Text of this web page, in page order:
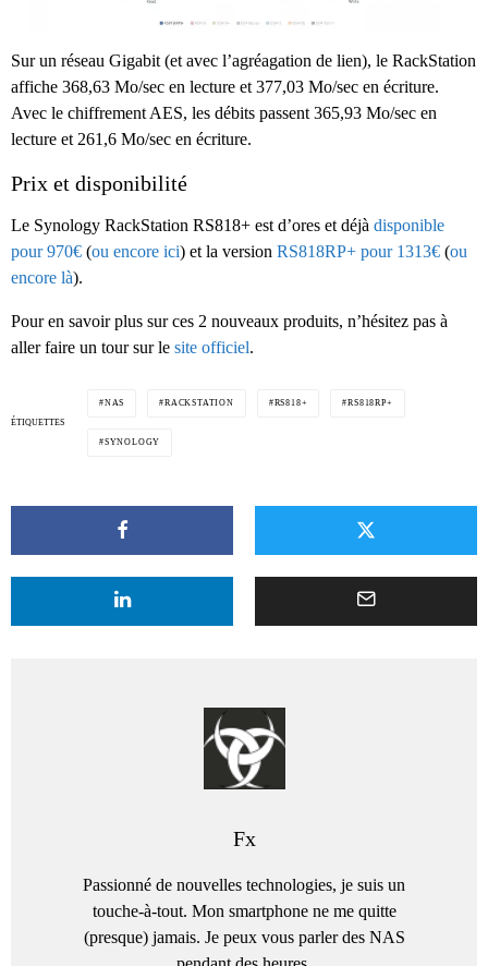
Sur un réseau Gigabit (et avec l’agréagation de lien), le RackStation
affiche 368,63 Mo/sec en lecture et 377,03 Mo/sec en écriture.
Avec le chiffrement AES, les débits passent 365,93 Mo/sec en
lecture et 261,6 Mo/sec en écriture.
Prix et disponibilité
Le Synology RackStation RS818+ est d’ores et déjà disponible
pour 970€ (ou encore ici) et la version RS818RP+ pour 1313€ (ou
encore là).
Pour en savoir plus sur ces 2 nouveaux produits, n’hésitez pas à
aller faire un tour sur le site officiel.
ÉTIQUETTES
NAS RACKSTATION RS818+ RS818RP+
SYNOLOGY
Fx
Passionné de nouvelles technologies, je suis un
touche-à-tout. Mon smartphone ne me quitte
(presque) jamais. Je peux vous parler des NAS